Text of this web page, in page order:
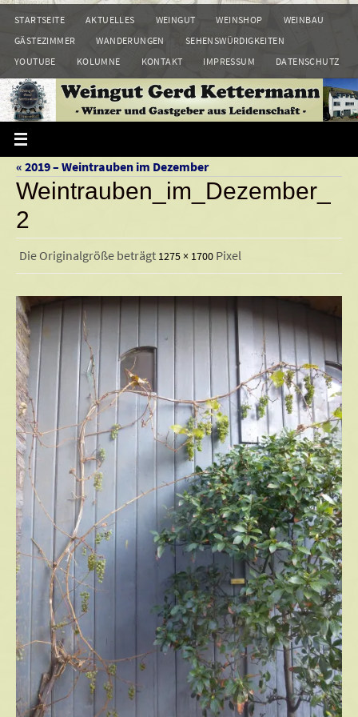
Zum
Inhalt
STARTSEITE AKTUELLES WEINGUT WEINSHOP
WEINBAU
GÄSTEZIMMER
WANDERUNGEN
SEHENSWÜRDIGKEITEN
YOUTUBE
KOLUMNE KONTAKT IMPRESSUM DATENSCHUTZ
« 2019 – Weintrauben im Dezember
Weintrauben_im_Dezember_
2
Die Originalgröße beträgt 1275 × 1700 Pixel